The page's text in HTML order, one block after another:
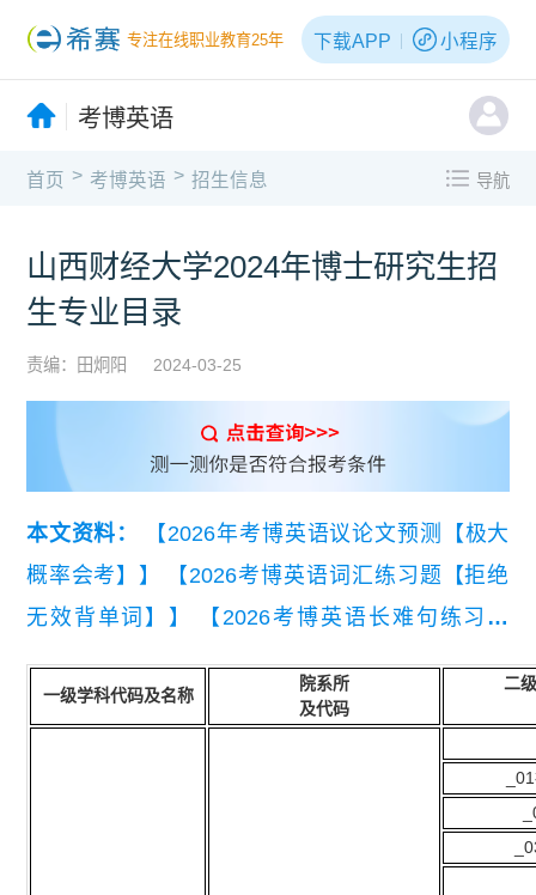
专注在线职业教育25年 下载APP 小程序
考博英语
首页 > 考博英语 > 招生信息 导航
山西财经大学2024年博士研究生招
生专业目录
责编：田炯阳 2024-03-25
本文资料：
【2026年考博英语议论文预测【极大
概率会考】】
【2026考博英语词汇练习题【拒绝
无效背单词】】
【2026考博英语长难句练习题
【精编版】】 【2026年考博英语常规写作模板与
常用句型.pdf】
一级学科代码及名称
院系所
及代码
二